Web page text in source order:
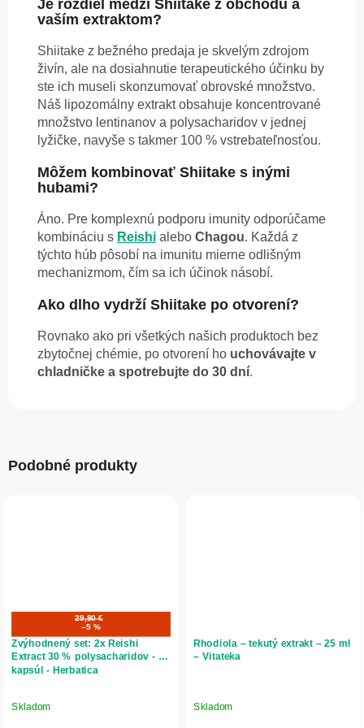
Je rozdiel medzi Shiitake z obchodu a
vaším extraktom?
Shiitake z bežného predaja je skvelým zdrojom
živín, ale na dosiahnutie terapeutického účinku by
ste ich museli skonzumovať obrovské množstvo.
Náš lipozomálny extrakt obsahuje koncentrované
množstvo lentinanov a polysacharidov v jednej
lyžičke, navyše s takmer 100 % vstrebateľnosťou.
Môžem kombinovať Shiitake s inými
hubami?
Áno. Pre komplexnú podporu imunity odporúčame
kombináciu s Reishi alebo Chagou. Každá z
týchto húb pôsobí na imunitu mierne odlišným
mechanizmom, čím sa ich účinok násobí.
Ako dlho vydrží Shiitake po otvorení?
Rovnako ako pri všetkých našich produktoch bez
zbytočnej chémie, po otvorení ho uchovávajte v
chladničke a spotrebujte do 30 dní.
Podobné produkty
29,80 €
–5 %
Zvýhodnený set: 2x Reishi
Extract 30 % polysacharidov - 90
kapsúl - Herbatica
Skladom
Rhodiola – tekutý extrakt – 25 ml
– Vitateka
Skladom